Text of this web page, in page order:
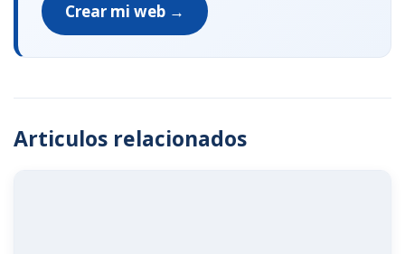
Crear mi web →
Articulos relacionados